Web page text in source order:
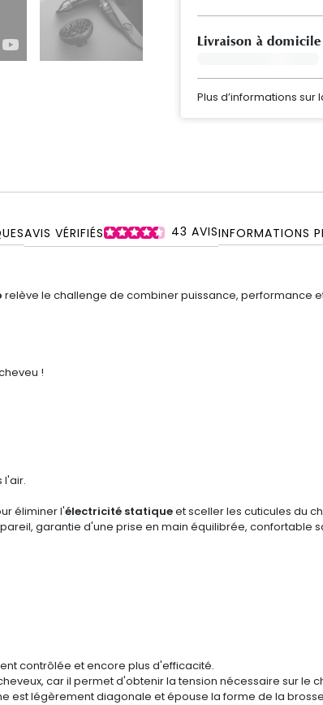
Livraison à
Plus d’informations sur
AVIS VÉRIFIÉS 43 AVISINFORMATIONS
relève le challenge de combiner puissance, performance
!
l'air.
éliminer l'électricité statiqueet sceller les cuticules du
garantie d'une prise en main équilibrée, confortable
contrôlée et encore plus d'efficacité.
car il permet d'obtenir la tension nécessaire sur le
est légèrement diagonale et épouse la forme de la